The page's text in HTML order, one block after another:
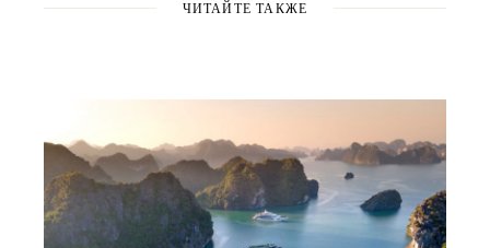
ЧИТАЙТЕ ТАКЖЕ